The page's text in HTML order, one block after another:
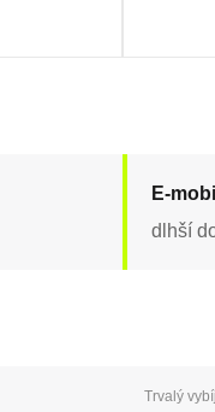
E-
dlhší
Trvalý